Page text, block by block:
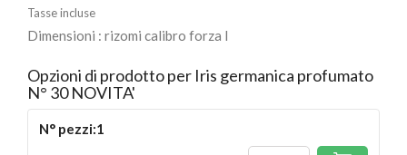
Tasse incluse
Dimensioni : rizomi calibro forza I
Opzioni di prodotto per Iris germanica profumato
N° 30 NOVITA'
N° pezzi:1